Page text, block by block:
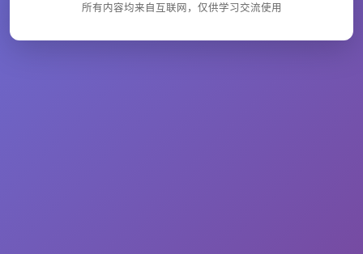
所有内容均来自互联网，仅供学习交流使用